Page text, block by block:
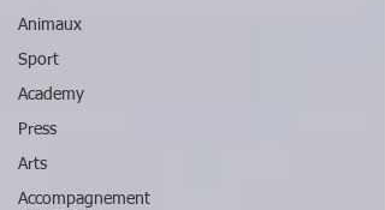
Animaux
Sport
Academy
Press
Arts
Accompagnement